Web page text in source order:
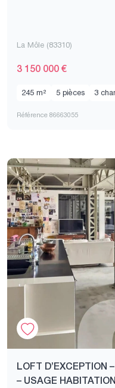
La Môle (83310)
3 150 000 €
245 m² 5 pièces 3
Référence 86663055
LOFT D’EXCEPTION
– USAGE